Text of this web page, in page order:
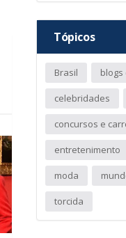
Tópicos
Brasil blogs
celebridades
concursos e
entretenimento
moda
torcida